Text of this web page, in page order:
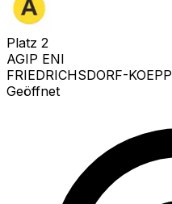
Platz 2
AGIP ENI
FRIEDRICHSDORF-
Geöffnet